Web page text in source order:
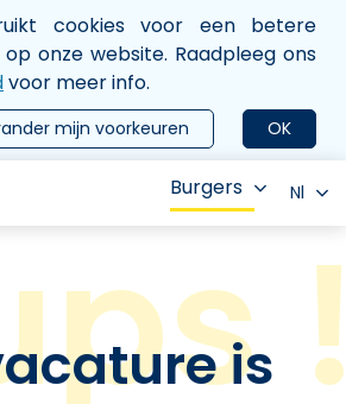
cookies voor een betere
onze website. Raadpleeg ons
voor meer info.
OK
mijn voorkeuren
Burgers Nl
is